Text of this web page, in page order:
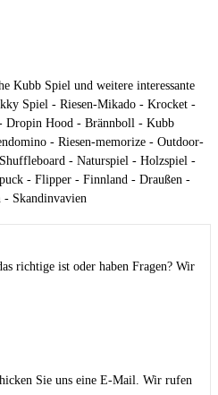
Kubb Spiel und weitere interessante
Spiel - Riesen-Mikado - Krocket -
Dropin Hood - Brännboll - Kubb
- Riesen-memorize - Outdoor-
- Naturspiel - Holzspiel -
- Flipper - Finnland - Draußen -
- Skandinvavien
richtige ist oder haben Fragen? Wir
Sie uns eine E-Mail. Wir rufen